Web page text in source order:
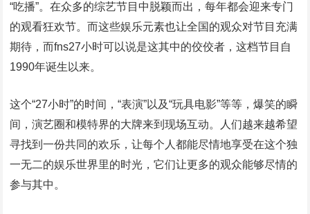
“吃播”。在众多的综艺节目中脱颖而出，每年都会迎来专门
的观看狂欢节。而这些娱乐元素也让全国的观众对节目充满
期待，而fns27小时可以说是这其中的佼佼者，这档节目自
1990年诞生以来。
这个“27小时”的时间，“表演”以及“玩具电影”等等，爆笑的瞬
间，演艺圈和模特界的大牌来到现场互动。人们越来越希望
寻找到一份共同的欢乐，让每个人都能尽情地享受在这个独
一无二的娱乐世界里的时光，它们让更多的观众能够尽情的
参与其中。